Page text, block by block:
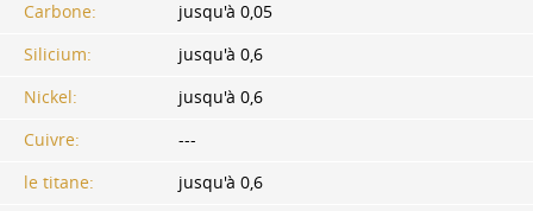
Carbone:
jusqu'à 0,05
Silicium:
jusqu'à 0,6
Nickel:
jusqu'à 0,6
Cuivre:
---
le titane:
jusqu'à 0,6